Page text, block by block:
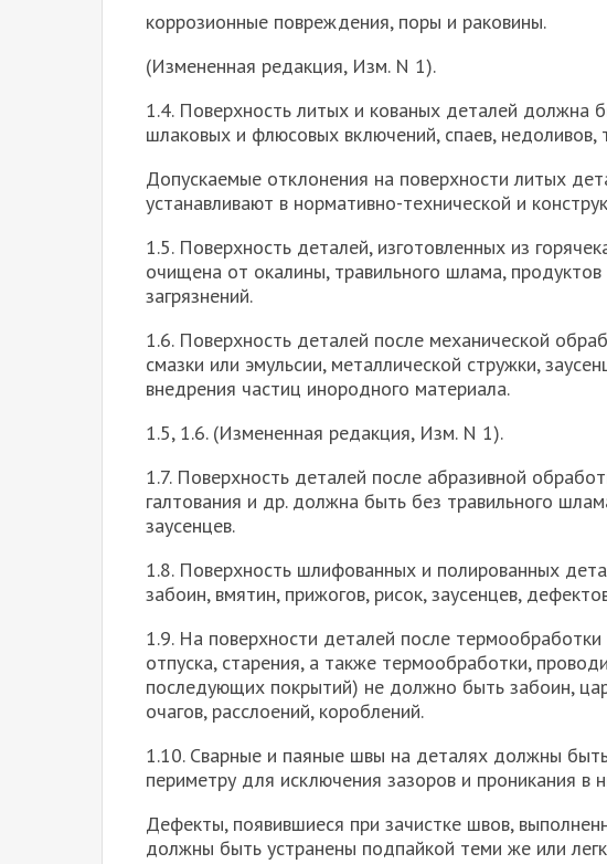
коррозионные повреждения, поры и раковины.
(Измененная редакция, Изм. N 1).
1.4. Поверхность литых и кованых деталей должна
шлаковых и флюсовых включений, спаев, недоливов,
Допускаемые отклонения на поверхности литых
устанавливают в нормативно-технической и
1.5. Поверхность деталей, изготовленных из
очищена от окалины, травильного шлама,
загрязнений.
1.6. Поверхность деталей после механической
смазки или эмульсии, металлической стружки,
внедрения частиц инородного материала.
1.5, 1.6. (Измененная редакция, Изм. N 1).
1.7. Поверхность деталей после абразивной
галтования и др. должна быть без травильного
заусенцев.
1.8. Поверхность шлифованных и полированных
забоин, вмятин, прижогов, рисок, заусенцев,
1.9. На поверхности деталей после термообработки
отпуска, старения, а также термообработки,
последующих покрытий) не должно быть забоин,
очагов, расслоений, короблений.
1.10. Сварные и паяные швы на деталях должны
периметру для исключения зазоров и проникания в
Дефекты, появившиеся при зачистке швов,
должны быть устранены подпайкой теми же или